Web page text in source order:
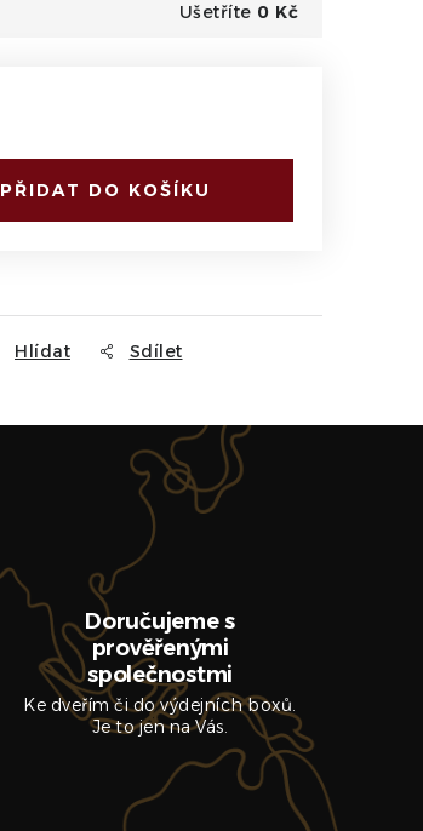
Ušetříte 0 Kč
PŘIDAT DO KOŠÍKU
Hlídat Sdílet
Doručujeme s
prověřenými
společnostmi
Ke dveřím či do výdejních boxů.
Je to jen na Vás.